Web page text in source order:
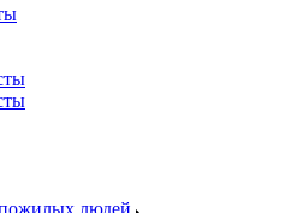
людей